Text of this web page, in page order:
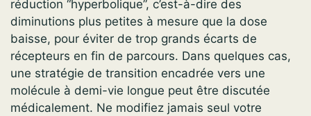
réduction “hyperbolique”, c’est-à-dire des
diminutions plus petites à mesure que la dose
baisse, pour éviter de trop grands écarts de
récepteurs en fin de parcours. Dans quelques cas,
une stratégie de transition encadrée vers une
molécule à demi-vie longue peut être discutée
médicalement. Ne modifiez jamais seul votre